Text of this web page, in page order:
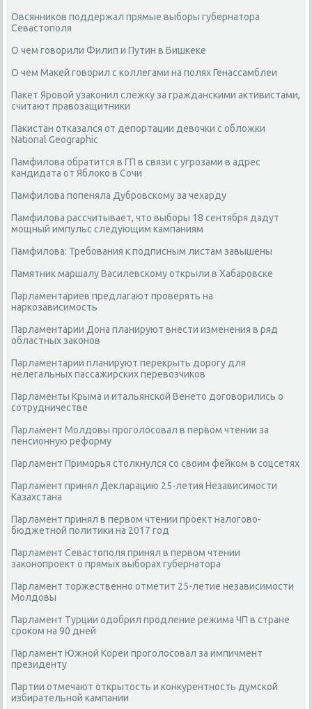
Овсянников поддержал прямые выборы губернатора
Севастополя
О чем говорили Филип и Путин в Бишкеке
О чем Макей говорил с коллегами на полях Генассамблеи
Пакет Яровой узаконил слежку за гражданскими активистами,
считают правозащитники
Пакистан отказался от депортации девочки с обложки
National Geographic
Памфилова обратится в ГП в связи с угрозами в адрес
кандидата от Яблоко в Сочи
Памфилова попеняла Дубровскому за чехарду
Памфилова рассчитывает, что выборы 18 сентября дадут
мощный импульс следующим кампаниям
Памфилова: Требования к подписным листам завышены
Памятник маршалу Василевскому открыли в Хабаровске
Парламентариев предлагают проверять на
наркозависимость
Парламентарии Дона планируют внести изменения в ряд
областных законов
Парламентарии планируют перекрыть дорогу для
нелегальных пассажирских перевозчиков
Парламенты Крыма и итальянской Венето договорились о
сотрудничестве
Парламент Молдовы проголосовал в первом чтении за
пенсионную реформу
Парламент Приморья столкнулся со своим фейком в соцсетях
Парламент принял Декларацию 25-летия Независимости
Казахстана
Парламент принял в первом чтении проект налогово-
бюджетной политики на 2017 год
Парламент Севастополя принял в первом чтении
законопроект о прямых выборах губернатора
Парламент торжественно отметит 25-летие независимости
Молдовы
Парламент Турции одобрил продление режима ЧП в стране
сроком на 90 дней
Парламент Южной Кореи проголосовал за импичмент
президенту
Партии отмечают открытость и конкурентность думской
избирательной кампании